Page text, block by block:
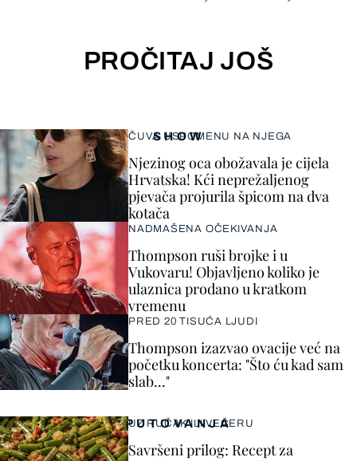
PROČITAJ JOŠ
SHOW
ČUVA USPOMENU NA NJEGA
Njezinog oca obožavala je cijela
Hrvatska! Kći neprežaljenog
pjevača projurila špicom na dva
kotača
NADMAŠENA OČEKIVANJA
Thompson ruši brojke i u
Vukovaru! Objavljeno koliko je
ulaznica prodano u kratkom
vremenu
PRED 20 TISUĆA LJUDI
Thompson izazvao ovacije već na
početku koncerta: "Što ću kad sam
slab..."
PUTOVANJA
UZ RUČAK ILI VEČERU
Savršeni prilog: Recept za